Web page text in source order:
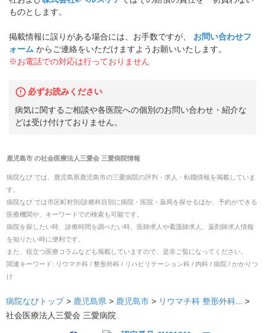
ものとします。
掲載情報に誤りがある場合には、お手数ですが、
お問い合わせフ
ォーム からご連絡をいただけますようお願いいたします。
※お電話での対応は行っておりません
必ずお読みください
病気に関するご相談や各医院への個別のお問い合わせ・紹介な
どは受け付けておりません。
鹿児島市の社会医療法人三愛会 三愛病院情報
病院なび では、 鹿児島県鹿児島市の三愛病院の評判・求人・転職情報を掲載していま
す。
病院なび では市区町村別/診療科目別に病院・医院・薬局を探せるほか、予約ができる
医療機関や、キーワードでの検索も可能です。
病院を探したい時、診療時間を調べたい時、医師求人や看護師求人、薬剤師求人情報
を知りたい時に便利です。
また、役立つ医療コラムなども掲載していますので、是非ご覧になってください。
関連キーワード: リウマチ科 / 整形外科 / リハビリテーション科 / 内科 / 病院 / かかりつ
け
病院なびトップ > 鹿児島県 > 鹿児島市 > リウマチ科 整形外科... >
社会医療法人三愛会 三愛病院